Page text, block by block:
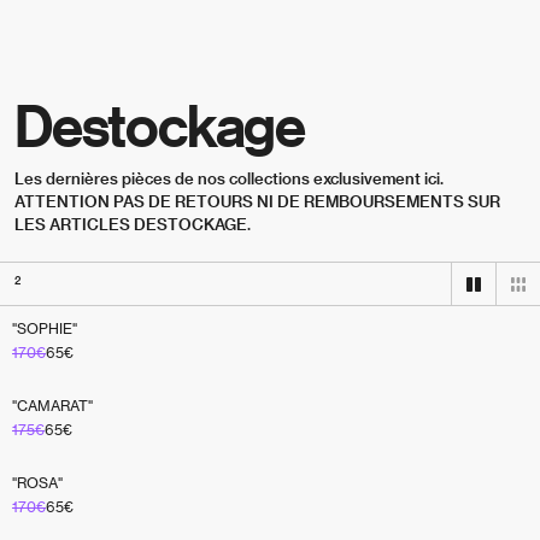
Destockage
Les dernières pièces de nos collections exclusivement ici.
ATTENTION PAS DE RETOURS NI DE REMBOURSEMENTS SUR
LES ARTICLES DESTOCKAGE.
2
NEW
"SOPHIE"
170€65€
ICONIQUE
"CAMARAT"
175€65€
"ROSA"
170€65€